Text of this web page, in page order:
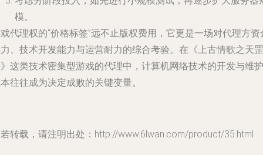
模。
代理权的“价格标签”远不止版权费用，它更是一场对代理方资
、技术开发能力与运营耐力的综合考验。在《上古情歌之天罡
这类技术密集型游戏的代理中，计算机网络技术的开发与维护
往往成为决定成败的关键变量。
转载，请注明出处：http://www.6lwan.com/product/35.html